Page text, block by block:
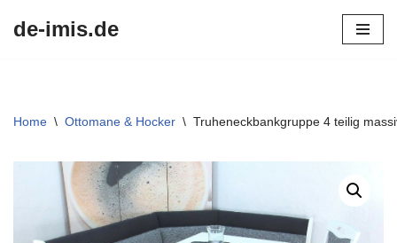
de-imis.de
Home \ Ottomane & Hocker \ Truheneckbankgruppe 4 teilig